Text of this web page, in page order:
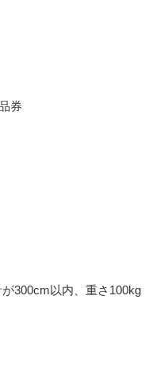
券
300cm以内、重さ100kg